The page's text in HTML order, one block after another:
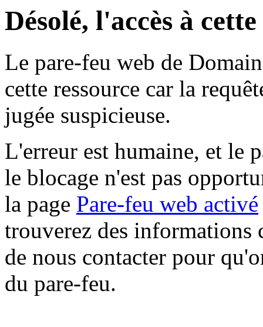
Désolé, l'accès à
Le pare-feu web de
cette ressource car la
jugée suspicieuse.
L'erreur est humaine, et le
le blocage n'est pas
la page Pare-feu web activé
trouverez des informations
de nous contacter pour
du pare-feu.